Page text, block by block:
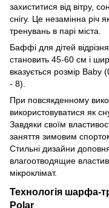
захиститися від вітру,
снігу. Це незамінна річ
тренувань в парі міста.
Баффі для дітей
становить 45-60 см і
вказується розмір
- 8).
При повсякденному
використовуватися як
Завдяки своїм
заняття зимовим
Стильні дизайни
влагоотводящие
мікроклімат.
Технологія шарфа-
Polar